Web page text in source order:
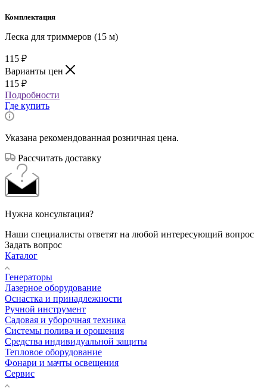
Комплектация
Леска для триммеров (15 м)
115 ₽
Варианты цен
115 ₽
Подробности
Где купить
Указана рекомендованная розничная цена.
Рассчитать доставку
Нужна консультация?
Наши специалисты ответят на любой интересующий вопрос
Задать вопрос
Каталог
Генераторы
Лазерное оборудование
Оснастка и принадлежности
Ручной инструмент
Садовая и уборочная техника
Системы полива и орошения
Средства индивидуальной защиты
Тепловое оборудование
Фонари и мачты освещения
Сервис